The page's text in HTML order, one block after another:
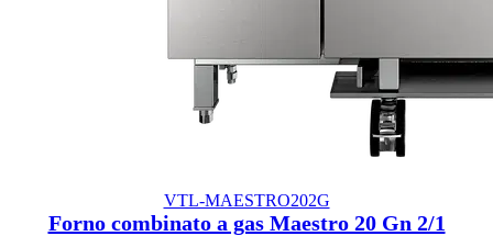
VTL-MAESTRO202G
Forno combinato a gas Maestro 20 Gn 2/1